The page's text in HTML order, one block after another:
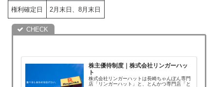
権利確定日 2月末日、8月末日
株主優待制度｜株式会社リンガーハッ
ト
株式会社リンガーハットは長崎ちゃんぽん専門
店「リンガーハット」と、とんかつ専門店「と